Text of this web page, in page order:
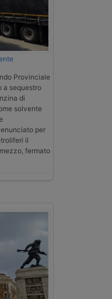
Provinciale
a sequestro
di
solvente
per
il
fermato